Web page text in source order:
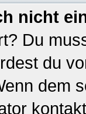
nicht
Du
du
dem